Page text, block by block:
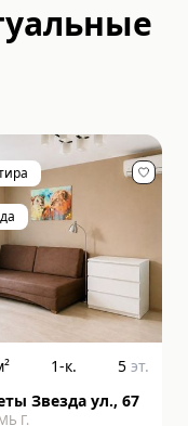
1-к. 5 эт.
Звезда ул., 67
Г.